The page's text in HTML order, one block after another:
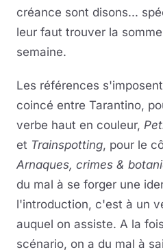
créance sont disons...
leur faut trouver la
semaine.
Les références
coincé entre Tarantino,
verbe haut en couleur,
et Trainspotting, pour le
Arnaques, crimes &
du mal à se forger une
l'introduction, c'est à un
auquel on assiste. A la
scénario, on a du mal à